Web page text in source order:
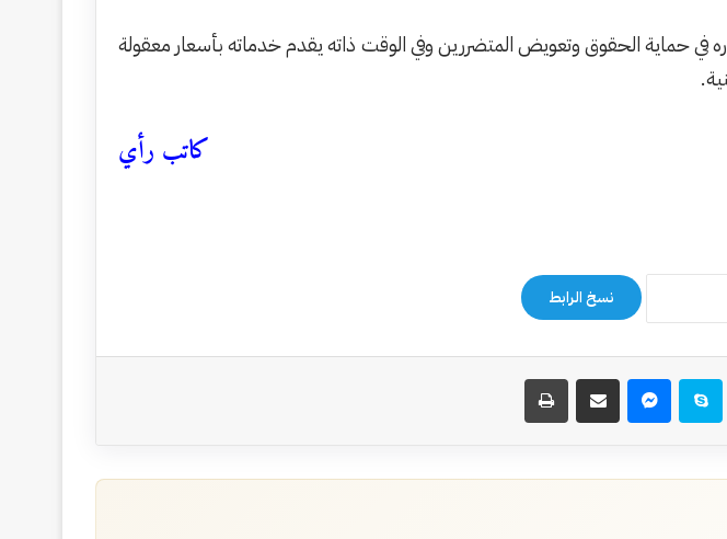
حماية الحقوق وتعويض المتضررين وفي الوقت ذاته يقدم خدماته بأسعار معقولة
كاتب رأي
نسخ الرابط
سكايب ماسنجر مشاركة عبر البريد طباعة